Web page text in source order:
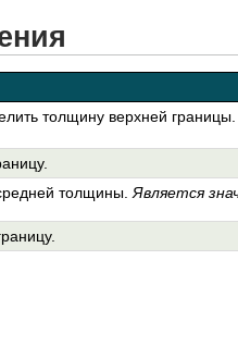
толщину верхней
толщины. Является